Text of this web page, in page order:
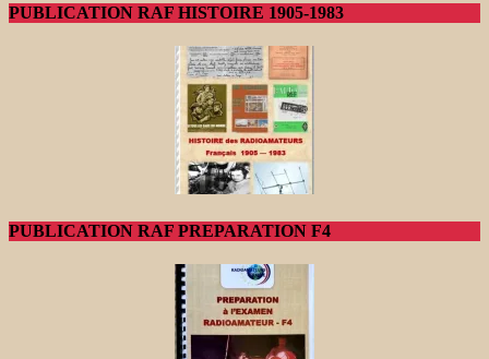
PUBLICATION RAF HISTOIRE 1905-1983
PUBLICATION RAF PREPARATION F4